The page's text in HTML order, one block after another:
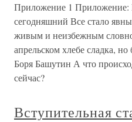
Приложение 1 Приложение:
сегодняшний Все стало
живым и неизбежным
апрельском хлебе сладка,
Боря Башутин А что
сейчас?
Вступительная